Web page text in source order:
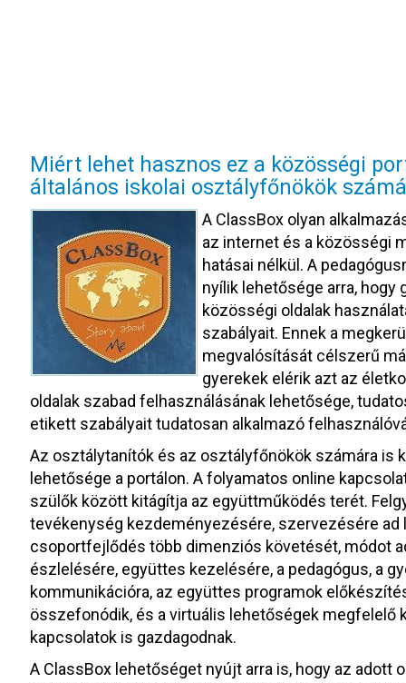
Miért lehet hasznos ez a közösségi
általános iskolai osztályfőnökök
A ClassBox olyan
az internet és a közösségi
hatásai nélkül. A
nyílik lehetősége arra, hogy
közösségi oldalak
szabályait. Ennek a
megvalósítását célszerű
gyerekek elérik azt az
oldalak szabad felhasználásának lehetősége,
etikett szabályait tudatosan alkalmazó
Az osztálytanítók és az osztályfőnökök számára is
lehetősége a portálon. A folyamatos online
szülők között kitágítja az együttműködés terét.
tevékenység kezdeményezésére, szervezésére
csoportfejlődés több dimenziós követését, módot
észlelésére, együttes kezelésére, a pedagógus, a
kommunikációra, az együttes programok
összefonódik, és a virtuális lehetőségek megfelelő
kapcsolatok is gazdagodnak.
A ClassBox lehetőséget nyújt arra is, hogy az